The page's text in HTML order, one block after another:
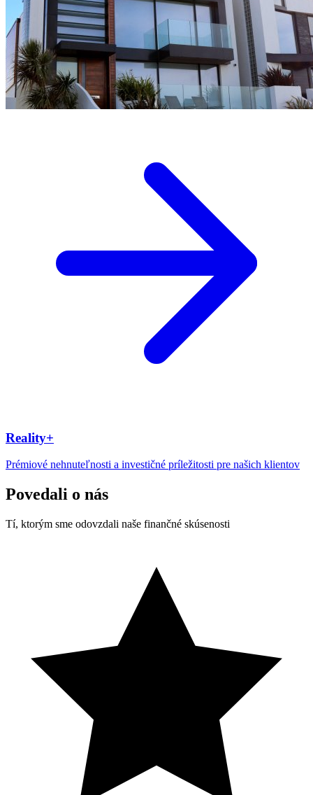
Reality+
Prémiové nehnuteľnosti a investičné príležitosti pre našich klientov
Povedali o nás
Tí, ktorým sme odovzdali naše finančné skúsenosti